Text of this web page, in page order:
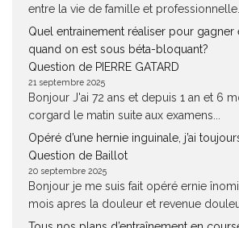
entre la vie de famille et professionnelle.
Quel entrainement réaliser pour gagner
quand on est sous béta-bloquant?
Question de PIERRE GATARD
21 septembre 2025
Bonjour J'ai 72 ans et depuis 1 an et 6
corgard le matin suite aux examens...
Opéré d’une hernie inguinale, j’ai
Question de Baillot
20 septembre 2025
Bonjour je me suis fait opéré ernie
mois apres la douleur et revenue